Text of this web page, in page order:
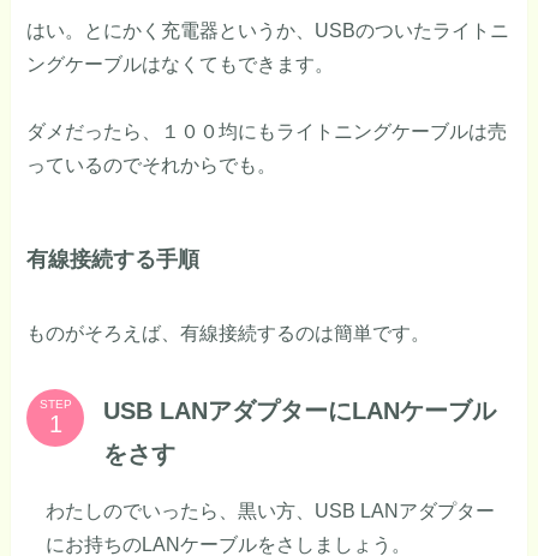
はい。とにかく充電器というか、USBのついたライトニ
ングケーブルはなくてもできます。
ダメだったら、１００均にもライトニングケーブルは売
っているのでそれからでも。
有線接続する手順
ものがそろえば、有線接続するのは簡単です。
STEP
USB LANアダプターにLANケーブル
をさす
わたしのでいったら、黒い方、USB LANアダプター
にお持ちのLANケーブルをさしましょう。